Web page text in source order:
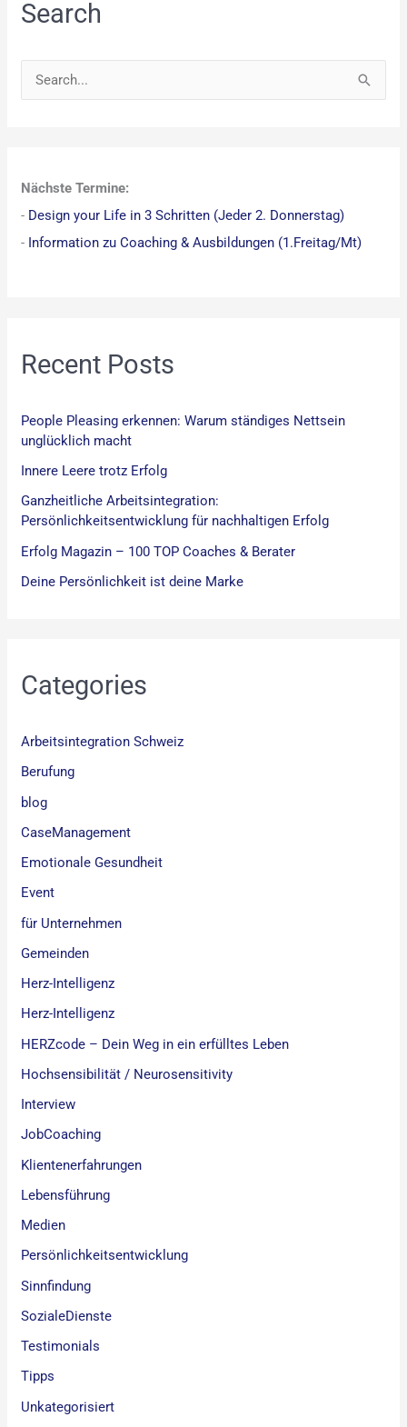
Search
e
n
n
:
Nächste Termine:
- Design your Life in 3 Schritten (Jeder 2. Donnerstag)
- Information zu Coaching & Ausbildungen (1.Freitag/Mt)
Recent Posts
People Pleasing erkennen: Warum ständiges Nettsein
unglücklich macht
Innere Leere trotz Erfolg
Ganzheitliche Arbeitsintegration:
Persönlichkeitsentwicklung für nachhaltigen Erfolg
Erfolg Magazin – 100 TOP Coaches & Berater
Deine Persönlichkeit ist deine Marke
Categories
Arbeitsintegration Schweiz
Berufung
blog
CaseManagement
Emotionale Gesundheit
Event
für Unternehmen
Gemeinden
Herz-Intelligenz
Herz-Intelligenz
HERZcode – Dein Weg in ein erfülltes Leben
Hochsensibilität / Neurosensitivity
Interview
JobCoaching
Klientenerfahrungen
Lebensführung
Medien
Persönlichkeitsentwicklung
Sinnfindung
SozialeDienste
Testimonials
Tipps
Unkategorisiert